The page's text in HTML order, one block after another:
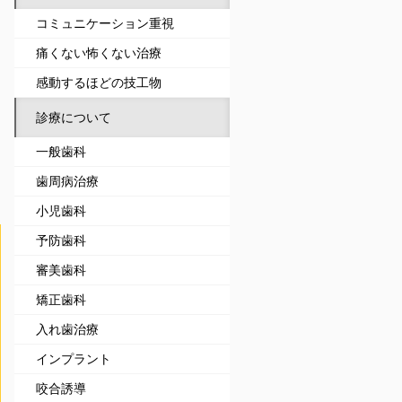
コミュニケーション重視
痛くない怖くない治療
感動するほどの技工物
診療について
一般歯科
歯周病治療
小児歯科
予防歯科
審美歯科
矯正歯科
入れ歯治療
インプラント
咬合誘導